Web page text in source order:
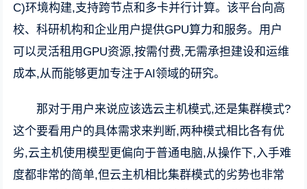
C)环境构建,支持跨节点和多卡并行计算。该平台向高
校、科研机构和企业用户提供GPU算力和服务。用户
可以灵活租用GPU资源,按需付费,无需承担建设和运维
成本,从而能够更加专注于AI领域的研究。
那对于用户来说应该选云主机模式,还是集群模式?
这个要看用户的具体需求来判断,两种模式相比各有优
劣,云主机使用模型更偏向于普通电脑,从操作下,入手难
度都非常的简单,但云主机相比集群模式的劣势也非常